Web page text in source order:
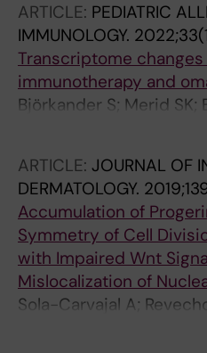
ARTICLE: PEDIATRIC
IMMUNOLOGY.
Transcriptome
immunotherapy and
Björkander S; Merid
J; Fagerström-Billai F;
Golebski K; Maitland-
U; Vijverberg SJH; Nopp
ARTICLE: JOURNAL OF
DERMATOLOGY.
Accumulation of
Symmetry of Cell
with Impaired Wnt
Mislocalization of
Sola-Carvajal A;
Whisenant D; Hagblom